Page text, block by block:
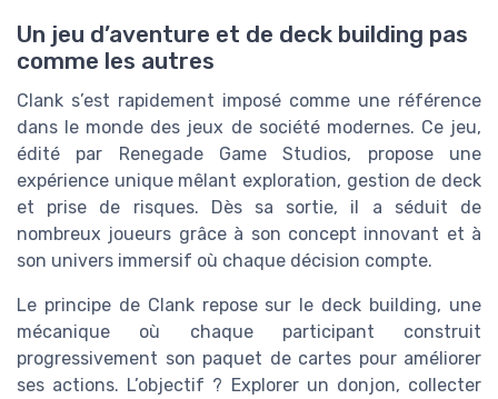
Un jeu d’aventure et de deck building pas
comme les autres
Clank s’est rapidement imposé comme une référence
dans le monde des jeux de société modernes. Ce jeu,
édité par Renegade Game Studios, propose une
expérience unique mêlant exploration, gestion de deck
et prise de risques. Dès sa sortie, il a séduit de
nombreux joueurs grâce à son concept innovant et à
son univers immersif où chaque décision compte.
Le principe de Clank repose sur le deck building, une
mécanique où chaque participant construit
progressivement son paquet de cartes pour améliorer
ses actions. L’objectif ? Explorer un donjon, collecter